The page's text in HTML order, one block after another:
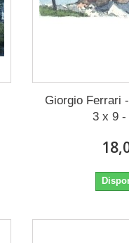
Giorgio Ferrari
3 x 9 -